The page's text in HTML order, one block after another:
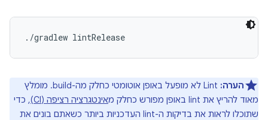
הערה:
Lint לא מופעל באופן אוטומטי כחלק מה-build. מומלץ
מאוד להריץ את lint באופן מפורש כחלק מ
אינטגרציה רציפה (CI)
, כדי
שתוכלו לראות את בדיקות ה-lint העדכניות ביותר כשאתם בונים את